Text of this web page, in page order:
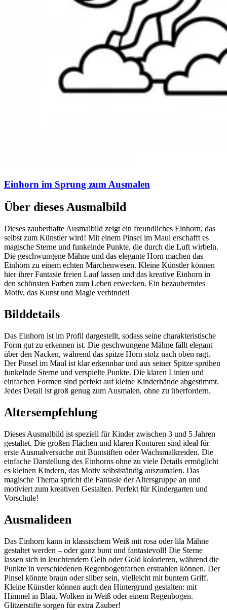
Einhorn im Sprung zum Ausmalen
Über dieses Ausmalbild
Dieses zauberhafte Ausmalbild zeigt ein freundliches Einhorn, das
selbst zum Künstler wird! Mit einem Pinsel im Maul erschafft es
magische Sterne und funkelnde Punkte, die durch die Luft wirbeln.
Die geschwungene Mähne und das elegante Horn machen das
Einhorn zu einem echten Märchenwesen. Kleine Künstler können
hier ihrer Fantasie freien Lauf lassen und das kreative Einhorn in
den schönsten Farben zum Leben erwecken. Ein bezauberndes
Motiv, das Kunst und Magie verbindet!
Bilddetails
Das Einhorn ist im Profil dargestellt, sodass seine charakteristische
Form gut zu erkennen ist. Die geschwungene Mähne fällt elegant
über den Nacken, während das spitze Horn stolz nach oben ragt.
Der Pinsel im Maul ist klar erkennbar und aus seiner Spitze sprühen
funkelnde Sterne und verspielte Punkte. Die klaren Linien und
einfachen Formen sind perfekt auf kleine Kinderhände abgestimmt.
Jedes Detail ist groß genug zum Ausmalen, ohne zu überfordern.
Altersempfehlung
Dieses Ausmalbild ist speziell für Kinder zwischen 3 und 5 Jahren
gestaltet. Die großen Flächen und klaren Konturen sind ideal für
erste Ausmalversuche mit Buntstiften oder Wachsmalkreiden. Die
einfache Darstellung des Einhorns ohne zu viele Details ermöglicht
es kleinen Kindern, das Motiv selbstständig auszumalen. Das
magische Thema spricht die Fantasie der Altersgruppe an und
motiviert zum kreativen Gestalten. Perfekt für Kindergarten und
Vorschule!
Ausmalideen
Das Einhorn kann in klassischem Weiß mit rosa oder lila Mähne
gestaltet werden – oder ganz bunt und fantasievoll! Die Sterne
lassen sich in leuchtendem Gelb oder Gold kolorieren, während die
Punkte in verschiedenen Regenbogenfarben erstrahlen können. Der
Pinsel könnte braun oder silber sein, vielleicht mit buntem Griff.
Kleine Künstler können auch den Hintergrund gestalten: mit
Himmel in Blau, Wolken in Weiß oder einem Regenbogen.
Glitzerstifte sorgen für extra Zauber!